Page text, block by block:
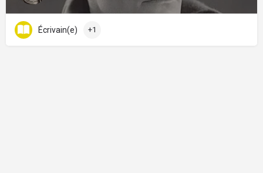
Écrivain(e) +1